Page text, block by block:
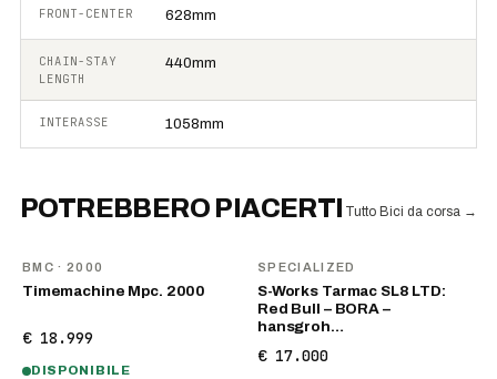
FRONT-CENTER 628mm
CHAIN-STAY
LENGTH
440mm
INTERASSE 1058mm
POTREBBERO PIACERTI Tutto Bici da corsa →
BMC · 2000
Timemachine Mpc. 2000
€ 18.999
DISPONIBILE
SPECIALIZED
S-Works Tarmac SL8 LTD:
Red Bull – BORA –
hansgroh…
€ 17.000